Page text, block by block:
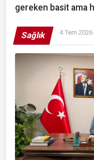
gereken basit ama
Sağlık 4 Tem 2026